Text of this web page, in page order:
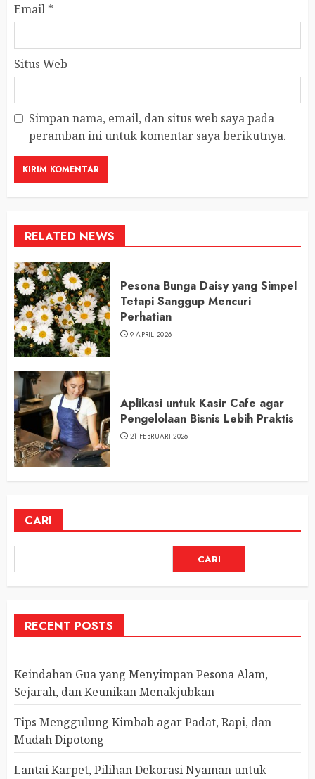
Email *
Situs Web
Simpan nama, email, dan situs web saya pada
peramban ini untuk komentar saya berikutnya.
RELATED NEWS
Pesona Bunga Daisy yang Simpel
Tetapi Sanggup Mencuri
Perhatian
9 APRIL 2026
Aplikasi untuk Kasir Cafe agar
Pengelolaan Bisnis Lebih Praktis
21 FEBRUARI 2026
CARI
CARI
RECENT POSTS
Keindahan Gua yang Menyimpan Pesona Alam,
Sejarah, dan Keunikan Menakjubkan
Tips Menggulung Kimbab agar Padat, Rapi, dan
Mudah Dipotong
Lantai Karpet, Pilihan Dekorasi Nyaman untuk